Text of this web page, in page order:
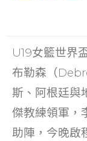
e
b
o
o
k
U19女籃世界
布勒森（
斯、阿根廷與
傑教練領軍，
助陣，今晚啟